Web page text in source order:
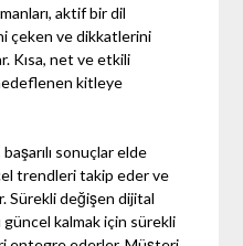
aktif bir dil
çeken ve dikkatlerini
Kısa, net ve etkili
kitleye
başarılı sonuçlar elde
trendleri takip eder ve
Sürekli değişen dijital
güncel kalmak için sürekli